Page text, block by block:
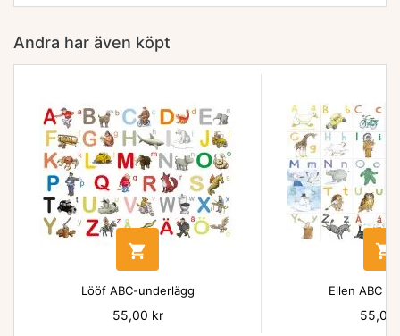
Andra har även köpt

Lööf ABC-underlägg
Pris
55,00 kr

Ellen ABC
Pris
55,00